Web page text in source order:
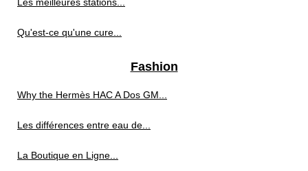
Les meilleures stations...
Qu'est-ce qu'une cure...
Fashion
Why the Hermès HAC A Dos GM...
Les différences entre eau de...
La Boutique en Ligne...